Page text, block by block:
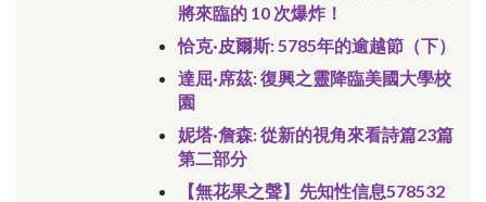
將來臨的 10 次爆炸！
恰克·皮爾斯: 5785年的逾越節（下）
達屈·席茲: 復興之靈降臨美國大學校
園
妮塔·詹森: 從新的視角來看詩篇23篇
第二部分
【無花果之聲】先知性信息578532